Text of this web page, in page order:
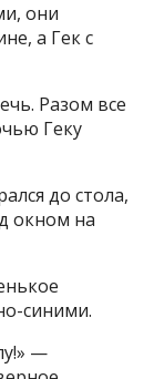
они
а Гек с
Разом все
Геку
до стола,
окном на
синими.
—